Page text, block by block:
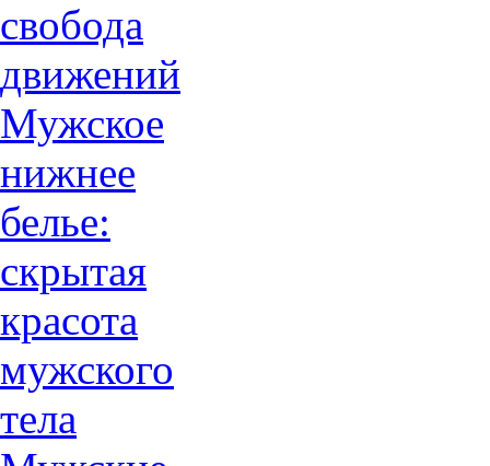
свобода
движений
Мужское
нижнее
белье:
скрытая
красота
мужского
тела